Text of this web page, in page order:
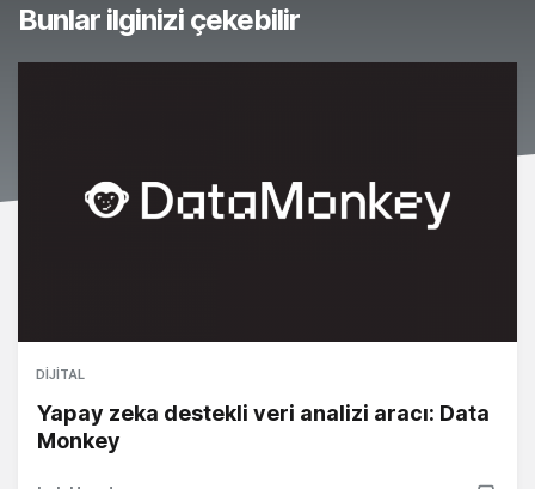
Bunlar ilginizi çekebilir
DIJITAL
Yapay zeka destekli veri analizi aracı: Data
Monkey